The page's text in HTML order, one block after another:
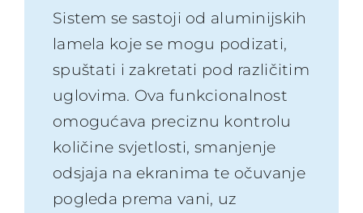
Sistem se sastoji od aluminijskih
lamela koje se mogu podizati,
spuštati i zakretati pod različitim
uglovima. Ova funkcionalnost
omogućava preciznu kontrolu
količine svjetlosti, smanjenje
odsjaja na ekranima te očuvanje
pogleda prema vani, uz